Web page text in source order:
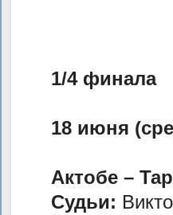
1/4 финала
18 июня
Актобе –
Судьи: